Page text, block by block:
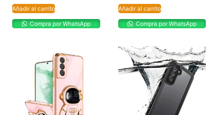
Añadir al carrito
Compra por WhatsApp
Añadir al carrito
Compra por WhatsApp